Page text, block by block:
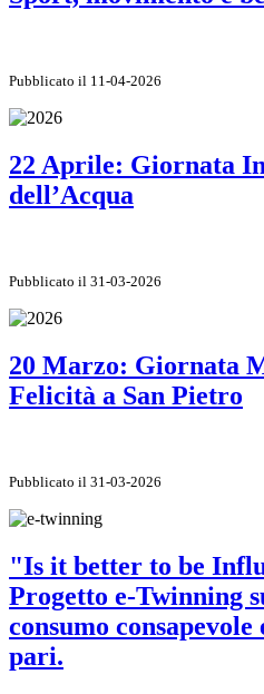
Pubblicato il 11-04-2026
22 Aprile: Giornata
dell’Acqua
Pubblicato il 31-03-2026
20 Marzo: Giornata
Felicità a San Pietro
Pubblicato il 31-03-2026
"Is it better to be
Progetto e-Twinning
consumo
pari.